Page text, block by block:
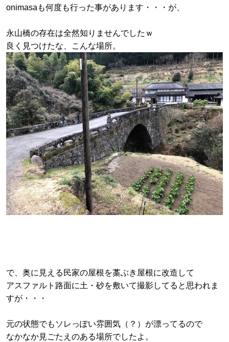
onimasaも何度も行った事があります・・・が、
永山橋の存在は全然知りませんでしたｗ
良く見つけたな、こんな場所。
で、奥に見える民家の屋根を藁ぶき屋根に改造して
アスファルト路面に土・砂を敷いて撮影してると思われま
すが・・・
元の状態でもソレっぽい雰囲気（？）が漂ってるので
なかなか見ごたえのある場所でしたよ。